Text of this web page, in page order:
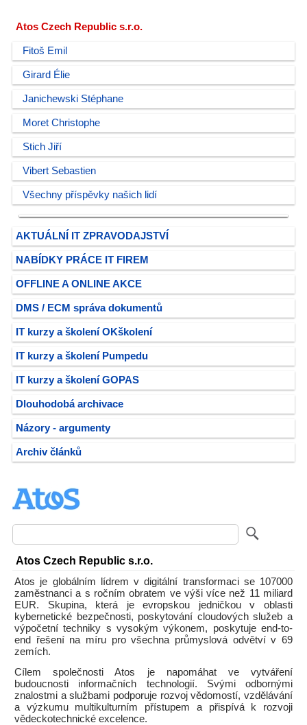
Atos Czech Republic s.r.o.
Fitoš Emil
Girard Élie
Janichewski Stéphane
Moret Christophe
Stich Jiří
Vibert Sebastien
Všechny příspěvky našich lidí
AKTUÁLNÍ IT ZPRAVODAJSTVÍ
NABÍDKY PRÁCE IT FIREM
OFFLINE A ONLINE AKCE
DMS / ECM správa dokumentů
IT kurzy a školení OKškolení
IT kurzy a školení Pumpedu
IT kurzy a školení GOPAS
Dlouhodobá archivace
Názory - argumenty
Archiv článků
Atos Czech Republic s.r.o.
Atos je globálním lídrem v digitální transformaci se 107000
zaměstnanci a s ročním obratem ve výši více než 11 miliard
EUR. Skupina, která je evropskou jedničkou v oblasti
kybernetické bezpečnosti, poskytování cloudových služeb a
výpočetní techniky s vysokým výkonem, poskytuje end-to-
end řešení na míru pro všechna průmyslová odvětví v 69
zemích.
Cílem společnosti Atos je napomáhat ve vytváření
budoucnosti informačních technologií. Svými odbornými
znalostmi a službami podporuje rozvoj vědomostí, vzdělávání
a výzkumu multikulturním přístupem a přispívá k rozvoji
vědeckotechnické excelence.